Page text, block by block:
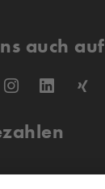
auch auf